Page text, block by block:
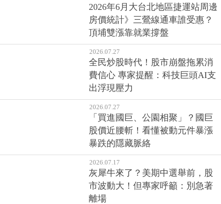
2026年6月大台北地區捷運站周邊
房價統計》三鶯線通車誰受惠？
頂埔雙漲靠就業撐盤
2026.07.27
全民炒股時代！股市崩盤拖累消
費信心 專家提醒：科技巨頭AI支
出浮現壓力
2026.07.27
「買進國巨、公園相聚」？國巨
股價近腰斬！看懂被動元件暴漲
暴跌的隱藏脈絡
2026.07.17
灰犀牛來了？美期中選舉前，股
市波動大！但專家呼籲：別急著
離場